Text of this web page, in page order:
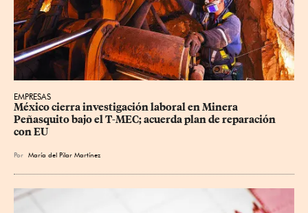
EMPRESAS
México cierra investigación laboral en Minera
Peñasquito bajo el T-MEC; acuerda plan de reparación
con EU
Por María del Pilar Martínez